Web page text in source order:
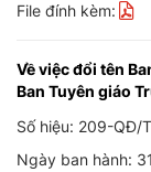
File đính kèm:
Về việc đổi tên
Ban Tuyên giáo
Số hiệu: 209-QĐ/
Ngày ban hành: